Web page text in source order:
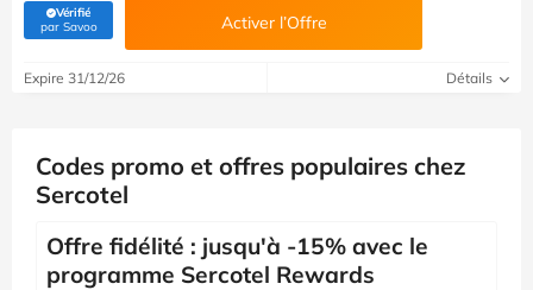
Vérifié
par Savoo(Vérifié par Savoo) Activer l’Offre
Expire 31/12/26 Détails
Codes promo et offres populaires chez
Sercotel
Offre fidélité : jusqu'à -15% avec le
programme Sercotel Rewards